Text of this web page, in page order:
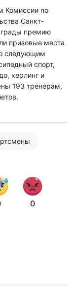
Комиссии по
Санкт-
премию
призовые места
следующим
спорт,
керлинг и
193 тренерам,
0